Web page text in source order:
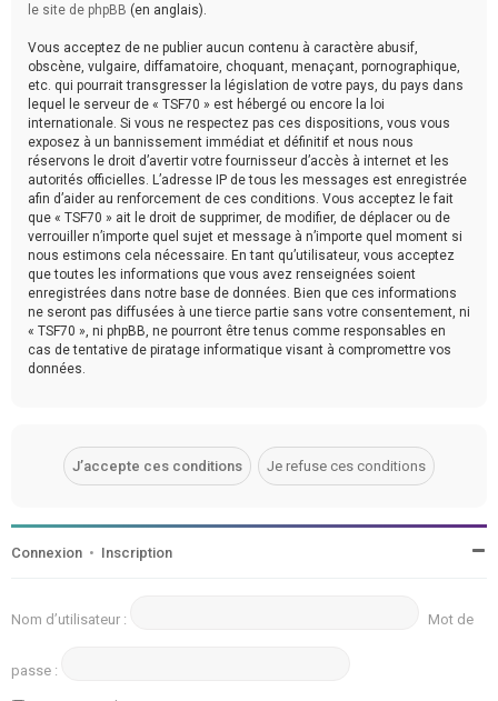
le site de phpBB (en anglais).
Vous acceptez de ne publier aucun contenu à caractère abusif,
obscène, vulgaire, diffamatoire, choquant, menaçant, pornographique,
etc. qui pourrait transgresser la législation de votre pays, du pays dans
lequel le serveur de « TSF70 » est hébergé ou encore la loi
internationale. Si vous ne respectez pas ces dispositions, vous vous
exposez à un bannissement immédiat et définitif et nous nous
réservons le droit d’avertir votre fournisseur d’accès à internet et les
autorités officielles. L’adresse IP de tous les messages est enregistrée
afin d’aider au renforcement de ces conditions. Vous acceptez le fait
que « TSF70 » ait le droit de supprimer, de modifier, de déplacer ou de
verrouiller n’importe quel sujet et message à n’importe quel moment si
nous estimons cela nécessaire. En tant qu’utilisateur, vous acceptez
que toutes les informations que vous avez renseignées soient
enregistrées dans notre base de données. Bien que ces informations
ne seront pas diffusées à une tierce partie sans votre consentement, ni
« TSF70 », ni phpBB, ne pourront être tenus comme responsables en
cas de tentative de piratage informatique visant à compromettre vos
données.
Connexion • Inscription
Nom d’utilisateur : Mot de
passe :